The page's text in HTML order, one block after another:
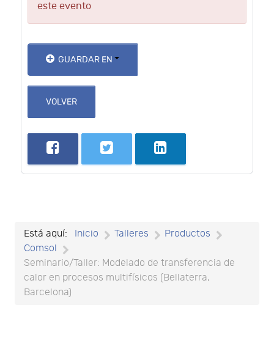
este evento
GUARDAR EN
VOLVER
Está aquí: Inicio Talleres
Productos
Comsol
Seminario/Taller: Modelado de transferencia de
calor en procesos multifísicos (Bellaterra,
Barcelona)